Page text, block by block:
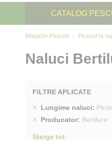
CATALOG
Magazin Pescuit Pescuit la
Naluci
FILTRE APLICATE
Lungime naluci
Sterge
produs
Producator Bertilure
Sterge
Sterge tot